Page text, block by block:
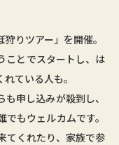
りツアー」を開催。
ことでスタートし、は
ている人も。
申し込みが殺到し、
もウェルカムです。
てくれたり、家族で参